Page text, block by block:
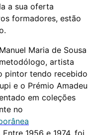
a sua oferta
formadores, estão
Maria de Sousa
artista
pintor tendo recebido
e o Prémio Amadeu
em coleções
no
1956 e 1974, foi